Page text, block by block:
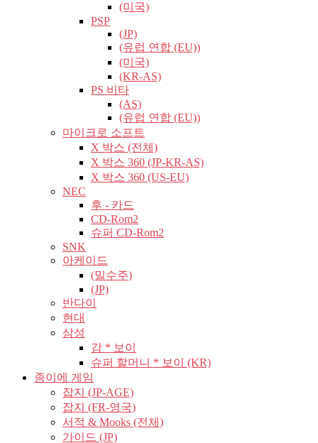
(미국)
PSP
(JP)
(유럽​​ 연합 (EU))
(미국)
(KR-AS)
PS 비타
(AS)
(유럽​​ 연합 (EU))
마이크로 소프트
X 박스 (전체)
X 박스 360 (JP-KR-AS)
X 박스 360 (US-EU)
NEC
후 - 카드
CD-Rom2
슈퍼 CD-Rom2
SNK
아케이드
(밀수주)
(JP)
반다이
현대
삼성
감 * 보이
슈퍼 할머니 * 보이 (KR)
종이에 게임
잡지 (JP-AGE)
잡지 (FR-영국)
서적 & Mooks (전체)
가이드 (JP)